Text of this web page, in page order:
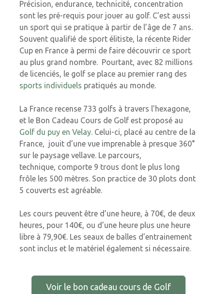
Précision, endurance, technicité, concentration
sont les pré-requis pour jouer au golf. C’est aussi
un sport qui se pratique à partir de l’âge de 7 ans.
Souvent qualifié de sport élitiste, la récente Rider
Cup en France à permi de faire découvrir ce sport
au plus grand nombre. Pourtant, avec 82 millions
de licenciés, le golf se place au premier rang des
sports individuels pratiqués au monde.
La France recense 733 golfs à travers l’hexagone,
et le Bon Cadeau Cours de Golf est proposé au
Golf du puy en Velay. Celui-ci, placé au centre de la
France, jouit d’une vue imprenable à presque 360°
sur le paysage vellave. Le parcours,
technique, comporte 9 trous dont le plus long
frôle les 500 mètres. Son practice de 30 plots dont
5 couverts est agréable.
Les cours peuvent être d’une heure, à 70€, de deux
heures, pour 140€, ou d’une heure plus une heure
libre à 79,90€. Les seaux de balles d’entrainement
sont inclus et le matériel également si nécessaire.
Voir le bon cadeau cours de Golf